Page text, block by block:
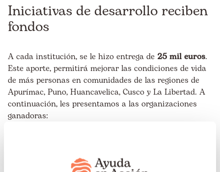
Iniciativas de desarrollo reciben
fondos
A cada institución, se le hizo entrega de 25 mil euros.
Este aporte, permitirá mejorar las condiciones de vida
de más personas en comunidades de las regiones de
Apurímac, Puno, Huancavelica, Cusco y La Libertad. A
continuación, les presentamos a las organizaciones
ganadoras:
(Apurímac)